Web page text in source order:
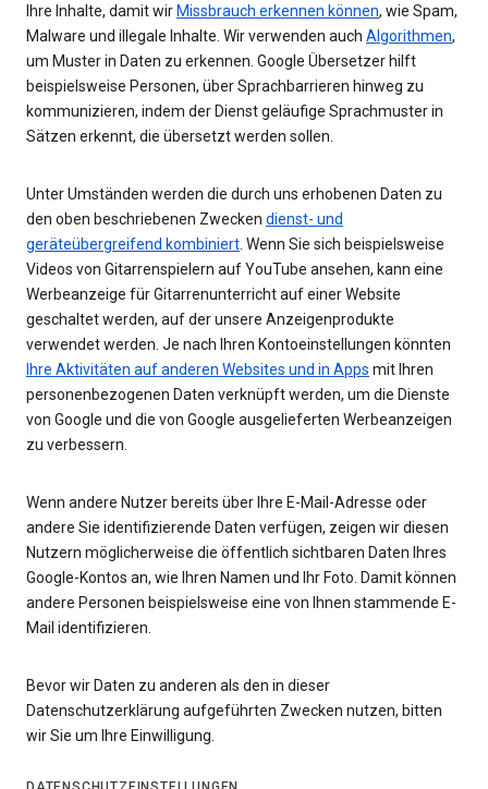
Ihre Inhalte, damit wir Missbrauch erkennen können, wie Spam,
Malware und illegale Inhalte. Wir verwenden auch Algorithmen,
um Muster in Daten zu erkennen. Google Übersetzer hilft
beispielsweise Personen, über Sprachbarrieren hinweg zu
kommunizieren, indem der Dienst geläufige Sprachmuster in
Sätzen erkennt, die übersetzt werden sollen.
Unter Umständen werden die durch uns erhobenen Daten zu
den oben beschriebenen Zwecken dienst- und
geräteübergreifend kombiniert . Wenn Sie sich beispielsweise
Videos von Gitarrenspielern auf YouTube ansehen, kann eine
Werbeanzeige für Gitarrenunterricht auf einer Website
geschaltet werden, auf der unsere Anzeigenprodukte
verwendet werden. Je nach Ihren Kontoeinstellungen könnten
Ihre Aktivitäten auf anderen Websites und in Apps mit Ihren
personenbezogenen Daten verknüpft werden, um die Dienste
von Google und die von Google ausgelieferten Werbeanzeigen
zu verbessern.
Wenn andere Nutzer bereits über Ihre E-Mail-Adresse oder
andere Sie identifizierende Daten verfügen, zeigen wir diesen
Nutzern möglicherweise die öffentlich sichtbaren Daten Ihres
Google-Kontos an, wie Ihren Namen und Ihr Foto. Damit können
andere Personen beispielsweise eine von Ihnen stammende E-
Mail identifizieren.
Bevor wir Daten zu anderen als den in dieser
Datenschutzerklärung aufgeführten Zwecken nutzen, bitten
wir Sie um Ihre Einwilligung.